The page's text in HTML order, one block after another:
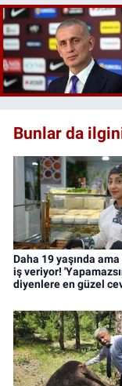
Bunlar da
Daha 19 yaşında
iş veriyor!
diyenlere en güzel